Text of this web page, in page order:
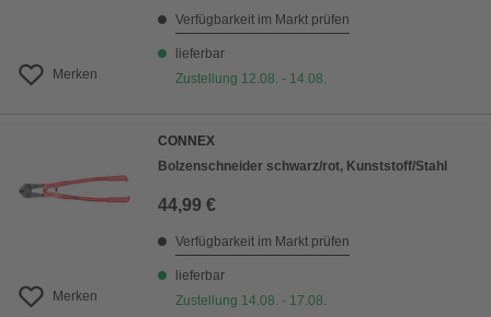
Merken
Verfügbarkeit im Markt prüfen
lieferbar
Zustellung 12.08. - 14.08.
Merken
CONNEX
Bolzenschneider schwarz/rot, Kunststoff/Stahl
44,99 €
Verfügbarkeit im Markt prüfen
lieferbar
Zustellung 14.08. - 17.08.